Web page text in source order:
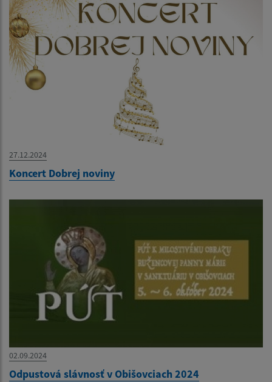
27.12.2024
Koncert Dobrej noviny
02.09.2024
Odpustová slávnosť v Obišovciach 2024